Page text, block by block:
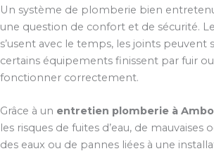
Un système de plomberie bien
une question de confort et de sécurité.
s’usent avec le temps, les joints peuvent
certains équipements finissent par fuir
fonctionner correctement.
Grâce à un entretien plomberie à
les risques de fuites d’eau, de mauvaises
des eaux ou de pannes liées à une